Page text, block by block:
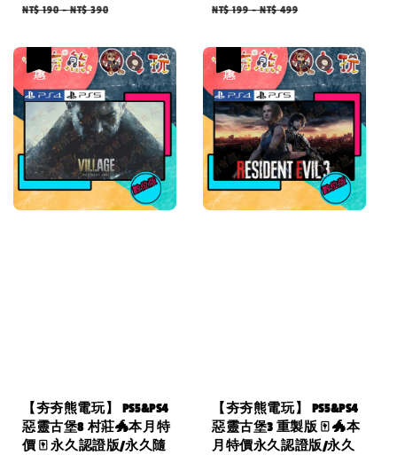
price
NT$ 190-NT$ 390
price
NT$ 199-NT$ 499
【夯夯熊電玩】 PS5&PS4
惡靈古堡8 村莊🐲本月特
價 🀄 永久認證版/永久隨
【夯夯熊電玩】 PS5&PS4
惡靈古堡3 重製版 🀄 🐲本
月特價永久認證版/永久